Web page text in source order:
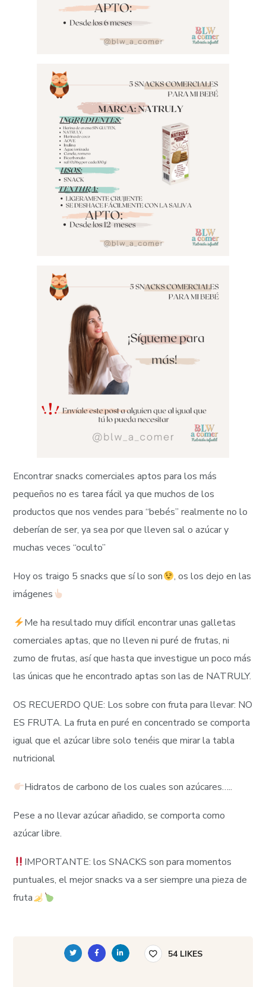
Encontrar snacks comerciales aptos para los más
pequeños no es tarea fácil ya que muchos de los
productos que nos vendes para “bebés” realmente no lo
deberían de ser, ya sea por que lleven sal o azúcar y
muchas veces “oculto”
Hoy os traigo 5 snacks que sí lo son
, os los dejo en las
imágenes
Me ha resultado muy difícil encontrar unas galletas
comerciales aptas, que no lleven ni puré de frutas, ni
zumo de frutas, así que hasta que investigue un poco más
las únicas que he encontrado aptas son las de NATRULY.
OS RECUERDO QUE: Los sobre con fruta para llevar: NO
ES FRUTA. La fruta en puré en concentrado se comporta
igual que el azúcar libre solo tenéis que mirar la tabla
nutricional
Hidratos de carbono de los cuales son azúcares…..
Pese a no llevar azúcar añadido, se comporta como
azúcar libre.
IMPORTANTE: los SNACKS son para momentos
puntuales, el mejor snacks va a ser siempre una pieza de
fruta
54LIKES